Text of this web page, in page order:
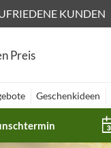
KUNDEN
Preis
Geschenkideen